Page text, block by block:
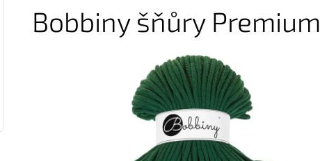
Bobbiny šňůry